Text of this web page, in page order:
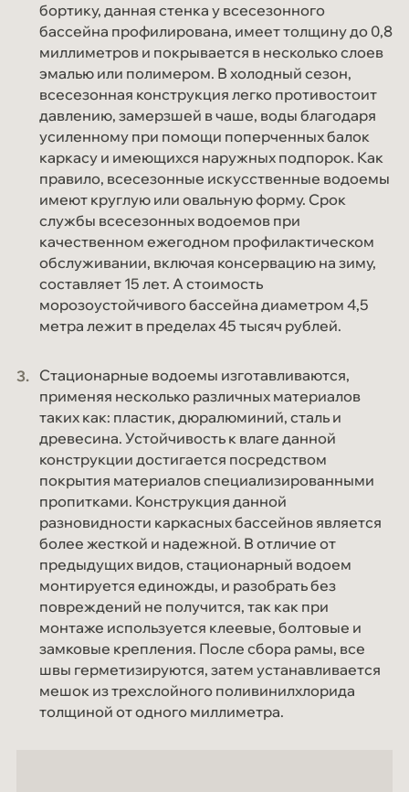
бортику, данная стенка у всесезонного
бассейна профилирована, имеет толщину до 0,8
миллиметров и покрывается в несколько слоев
эмалью или полимером. В холодный сезон,
всесезонная конструкция легко противостоит
давлению, замерзшей в чаше, воды благодаря
усиленному при помощи поперченных балок
каркасу и имеющихся наружных подпорок. Как
правило, всесезонные искусственные водоемы
имеют круглую или овальную форму. Срок
службы всесезонных водоемов при
качественном ежегодном профилактическом
обслуживании, включая консервацию на зиму,
составляет 15 лет. А стоимость
морозоустойчивого бассейна диаметром 4,5
метра лежит в пределах 45 тысяч рублей.
Стационарные водоемы изготавливаются,
применяя несколько различных материалов
таких как: пластик, дюралюминий, сталь и
древесина. Устойчивость к влаге данной
конструкции достигается посредством
покрытия материалов специализированными
пропитками. Конструкция данной
разновидности каркасных бассейнов является
более жесткой и надежной. В отличие от
предыдущих видов, стационарный водоем
монтируется единожды, и разобрать без
повреждений не получится, так как при
монтаже используется клеевые, болтовые и
замковые крепления. После сбора рамы, все
швы герметизируются, затем устанавливается
мешок из трехслойного поливинилхлорида
толщиной от одного миллиметра.